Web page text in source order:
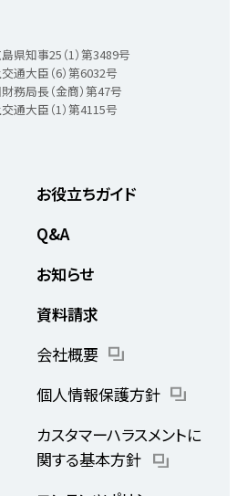
県知事25（1）第3489号
通大臣（6）第6032号
務局長（金商）第47号
通大臣（1）第4115号
お役立ちガイド
Q&A
お知らせ
資料請求
会社概要
個人情報保護方針
カスタマーハラスメントに
関する基本方針